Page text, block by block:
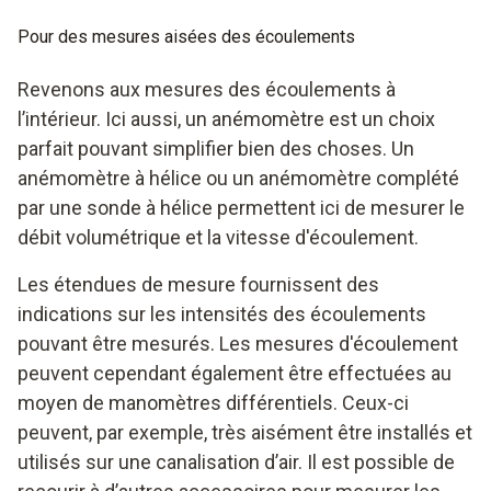
Pour des mesures aisées des écoulements
Revenons aux mesures des écoulements à
l’intérieur. Ici aussi, un anémomètre est un choix
parfait pouvant simplifier bien des choses. Un
anémomètre à hélice ou un anémomètre complété
par une sonde à hélice permettent ici de mesurer le
débit volumétrique et la vitesse d'écoulement.
Les étendues de mesure fournissent des
indications sur les intensités des écoulements
pouvant être mesurés. Les mesures d'écoulement
peuvent cependant également être effectuées au
moyen de manomètres différentiels. Ceux-ci
peuvent, par exemple, très aisément être installés et
utilisés sur une canalisation d’air. Il est possible de